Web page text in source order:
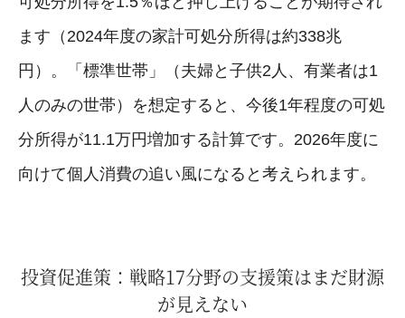
ます（2024年度の家計可処分所得は約338兆
円）。「標準世帯」（夫婦と子供2人、有業者は1
人のみの世帯）を想定すると、今後1年程度の可処
分所得が11.1万円増加する計算です。2026年度に
向けて個人消費の追い風になると考えられます。
投資促進策：戦略17分野の支援策はまだ財源
が見えない